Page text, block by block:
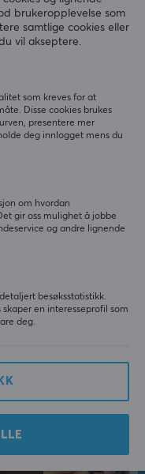
0%
brukeropplevelse som
samtlige cookies eller
vil akseptere.
som kreves for at
Disse cookies brukes
presentere mer
deg innlogget mens du
om hvordan
gir oss mulighet å jobbe
og andre lignende
besøksstatistikk.
skaper en interesseprofil som
deg.